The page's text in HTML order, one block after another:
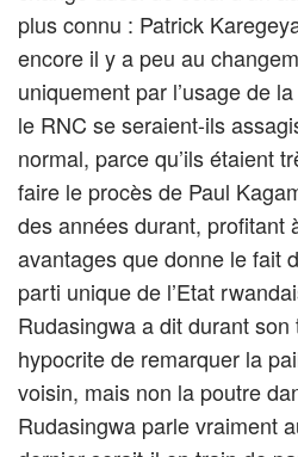
plus connu : Patrick
encore il y a peu au
uniquement par l’usage de
le RNC se seraient-ils
normal, parce qu’ils étaient
faire le procès de Paul
des années durant, profitant
avantages que donne le fait
parti unique de l’Etat
Rudasingwa a dit durant son
hypocrite de remarquer la
voisin, mais non la poutre
Rudasingwa parle vraiment